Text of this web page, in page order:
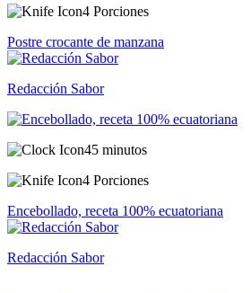
4 Porciones
Postre crocante de manzana
Redacción Sabor
45 minutos
4 Porciones
Encebollado, receta 100% ecuatoriana
Redacción Sabor